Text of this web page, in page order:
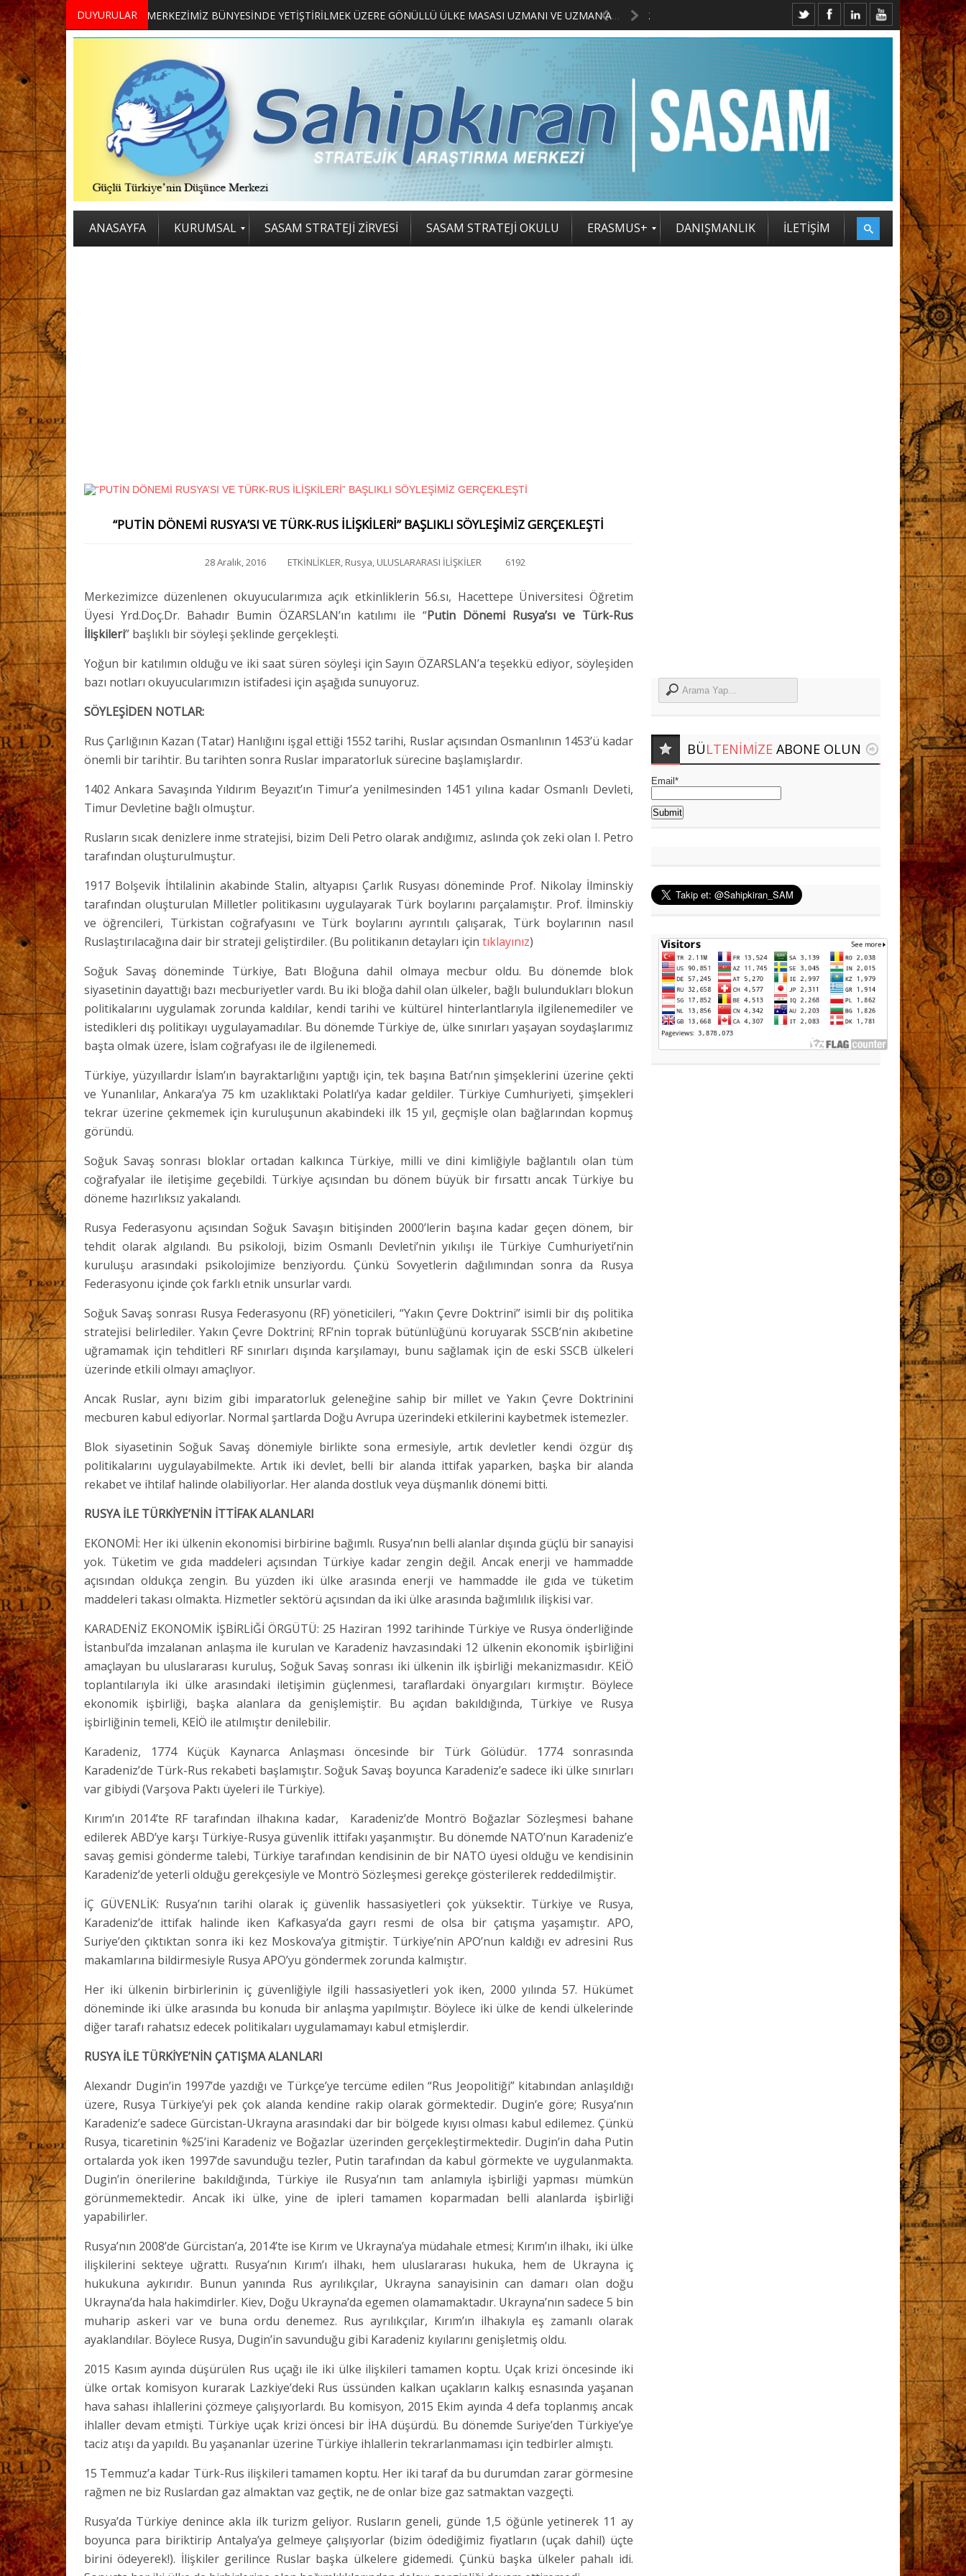
DUYURULAR
MERKEZİMİZ BÜNYESİNDE YETİŞTİRİLMEK ÜZERE GÖNÜLLÜ ÜLKE MASASI UZMANI VE UZMAN ADAYLARI ARIYORUZ 2. SASAM STRATEJİ ZİRVESİ KATILIMCILARI BELLİ OLDU
ANASAYFA KURUMSAL SASAM STRATEJİ ZİRVESİ SASAM STRATEJİ OKULU ERASMUS+ DANIŞMANLIK İLETİŞİM
“PUTİN DÖNEMİ RUSYA’SI VE TÜRK-RUS İLİŞKİLERİ” BAŞLIKLI SÖYLEŞİMİZ GERÇEKLEŞTİ
28 Aralık, 2016 ETKİNLİKLER, Rusya, ULUSLARARASI İLİŞKİLER 6192
Merkezimizce düzenlenen okuyucularımıza açık etkinliklerin 56.sı, Hacettepe Üniversitesi Öğretim
Üyesi Yrd.Doç.Dr. Bahadır Bumin ÖZARSLAN’ın katılımı ile “Putin Dönemi Rusya’sı ve Türk-Rus
İlişkileri” başlıklı bir söyleşi şeklinde gerçekleşti.
Yoğun bir katılımın olduğu ve iki saat süren söyleşi için Sayın ÖZARSLAN’a teşekkü ediyor, söyleşiden
bazı notları okuyucularımızın istifadesi için aşağıda sunuyoruz.
SÖYLEŞİDEN NOTLAR:
Rus Çarlığının Kazan (Tatar) Hanlığını işgal ettiği 1552 tarihi, Ruslar açısından Osmanlının 1453’ü kadar
önemli bir tarihtir. Bu tarihten sonra Ruslar imparatorluk sürecine başlamışlardır.
1402 Ankara Savaşında Yıldırım Beyazıt’ın Timur’a yenilmesinden 1451 yılına kadar Osmanlı Devleti,
Timur Devletine bağlı olmuştur.
Rusların sıcak denizlere inme stratejisi, bizim Deli Petro olarak andığımız, aslında çok zeki olan I. Petro
tarafından oluşturulmuştur.
1917 Bolşevik İhtilalinin akabinde Stalin, altyapısı Çarlık Rusyası döneminde Prof. Nikolay İlminskiy
tarafından oluşturulan Milletler politikasını uygulayarak Türk boylarını parçalamıştır. Prof. İlminskiy
ve öğrencileri, Türkistan coğrafyasını ve Türk boylarını ayrıntılı çalışarak, Türk boylarının nasıl
Ruslaştırılacağına dair bir strateji geliştirdiler. (Bu politikanın detayları için tıklayınız)
Soğuk Savaş döneminde Türkiye, Batı Bloğuna dahil olmaya mecbur oldu. Bu dönemde blok
siyasetinin dayattığı bazı mecburiyetler vardı. Bu iki bloğa dahil olan ülkeler, bağlı bulundukları blokun
politikalarını uygulamak zorunda kaldılar, kendi tarihi ve kültürel hinterlantlarıyla ilgilenemediler ve
istedikleri dış politikayı uygulayamadılar. Bu dönemde Türkiye de, ülke sınırları yaşayan soydaşlarımız
başta olmak üzere, İslam coğrafyası ile de ilgilenemedi.
Türkiye, yüzyıllardır İslam’ın bayraktarlığını yaptığı için, tek başına Batı’nın şimşeklerini üzerine çekti
ve Yunanlılar, Ankara’ya 75 km uzaklıktaki Polatlı’ya kadar geldiler. Türkiye Cumhuriyeti, şimşekleri
tekrar üzerine çekmemek için kuruluşunun akabindeki ilk 15 yıl, geçmişle olan bağlarından kopmuş
göründü.
Soğuk Savaş sonrası bloklar ortadan kalkınca Türkiye, milli ve dini kimliğiyle bağlantılı olan tüm
coğrafyalar ile iletişime geçebildi. Türkiye açısından bu dönem büyük bir fırsattı ancak Türkiye bu
döneme hazırlıksız yakalandı.
Rusya Federasyonu açısından Soğuk Savaşın bitişinden 2000’lerin başına kadar geçen dönem, bir
tehdit olarak algılandı. Bu psikoloji, bizim Osmanlı Devleti’nin yıkılışı ile Türkiye Cumhuriyeti’nin
kuruluşu arasındaki psikolojimize benziyordu. Çünkü Sovyetlerin dağılımından sonra da Rusya
Federasyonu içinde çok farklı etnik unsurlar vardı.
Soğuk Savaş sonrası Rusya Federasyonu (RF) yöneticileri, “Yakın Çevre Doktrini” isimli bir dış politika
stratejisi belirlediler. Yakın Çevre Doktrini; RF’nin toprak bütünlüğünü koruyarak SSCB’nin akıbetine
uğramamak için tehditleri RF sınırları dışında karşılamayı, bunu sağlamak için de eski SSCB ülkeleri
üzerinde etkili olmayı amaçlıyor.
Ancak Ruslar, aynı bizim gibi imparatorluk geleneğine sahip bir millet ve Yakın Çevre Doktrinini
mecburen kabul ediyorlar. Normal şartlarda Doğu Avrupa üzerindeki etkilerini kaybetmek istemezler.
Blok siyasetinin Soğuk Savaş dönemiyle birlikte sona ermesiyle, artık devletler kendi özgür dış
politikalarını uygulayabilmekte. Artık iki devlet, belli bir alanda ittifak yaparken, başka bir alanda
rekabet ve ihtilaf halinde olabiliyorlar. Her alanda dostluk veya düşmanlık dönemi bitti.
RUSYA İLE TÜRKİYE’NİN İTTİFAK ALANLARI
EKONOMİ: Her iki ülkenin ekonomisi birbirine bağımlı. Rusya’nın belli alanlar dışında güçlü bir sanayisi
yok. Tüketim ve gıda maddeleri açısından Türkiye kadar zengin değil. Ancak enerji ve hammadde
açısından oldukça zengin. Bu yüzden iki ülke arasında enerji ve hammadde ile gıda ve tüketim
maddeleri takası olmakta. Hizmetler sektörü açısından da iki ülke arasında bağımlılık ilişkisi var.
KARADENİZ EKONOMİK İŞBİRLİĞİ ÖRGÜTÜ: 25 Haziran 1992 tarihinde Türkiye ve Rusya önderliğinde
İstanbul’da imzalanan anlașma ile kurulan ve Karadeniz havzasındaki 12 ülkenin ekonomik işbirliğini
amaçlayan bu uluslararası kuruluş, Soğuk Savaş sonrası iki ülkenin ilk işbirliği mekanizmasıdır. KEİÖ
toplantılarıyla iki ülke arasındaki iletişimin güçlenmesi, taraflardaki önyargıları kırmıştır. Böylece
ekonomik işbirliği, başka alanlara da genişlemiştir. Bu açıdan bakıldığında, Türkiye ve Rusya
işbirliğinin temeli, KEİÖ ile atılmıştır denilebilir.
Karadeniz, 1774 Küçük Kaynarca Anlaşması öncesinde bir Türk Gölüdür. 1774 sonrasında
Karadeniz’de Türk-Rus rekabeti başlamıştır. Soğuk Savaş boyunca Karadeniz’e sadece iki ülke sınırları
var gibiydi (Varşova Paktı üyeleri ile Türkiye).
Kırım’ın 2014’te RF tarafından ilhakına kadar, Karadeniz’de Montrö Boğazlar Sözleşmesi bahane
edilerek ABD’ye karşı Türkiye-Rusya güvenlik ittifakı yaşanmıştır. Bu dönemde NATO’nun Karadeniz’e
savaş gemisi gönderme talebi, Türkiye tarafından kendisinin de bir NATO üyesi olduğu ve kendisinin
Karadeniz’de yeterli olduğu gerekçesiyle ve Montrö Sözleşmesi gerekçe gösterilerek reddedilmiştir.
İÇ GÜVENLİK: Rusya’nın tarihi olarak iç güvenlik hassasiyetleri çok yüksektir. Türkiye ve Rusya,
Karadeniz’de ittifak halinde iken Kafkasya’da gayrı resmi de olsa bir çatışma yaşamıştır. APO,
Suriye’den çıktıktan sonra iki kez Moskova’ya gitmiştir. Türkiye’nin APO’nun kaldığı ev adresini Rus
makamlarına bildirmesiyle Rusya APO’yu göndermek zorunda kalmıştır.
Her iki ülkenin birbirlerinin iç güvenliğiyle ilgili hassasiyetleri yok iken, 2000 yılında 57. Hükümet
döneminde iki ülke arasında bu konuda bir anlaşma yapılmıştır. Böylece iki ülke de kendi ülkelerinde
diğer tarafı rahatsız edecek politikaları uygulamamayı kabul etmişlerdir.
RUSYA İLE TÜRKİYE’NİN ÇATIŞMA ALANLARI
Alexandr Dugin’in 1997’de yazdığı ve Türkçe’ye tercüme edilen “Rus Jeopolitiği” kitabından anlaşıldığı
üzere, Rusya Türkiye’yi pek çok alanda kendine rakip olarak görmektedir. Dugin’e göre; Rusya’nın
Karadeniz’e sadece Gürcistan-Ukrayna arasındaki dar bir bölgede kıyısı olması kabul edilemez. Çünkü
Rusya, ticaretinin %25’ini Karadeniz ve Boğazlar üzerinden gerçekleştirmektedir. Dugin’in daha Putin
ortalarda yok iken 1997’de savunduğu tezler, Putin tarafından da kabul görmekte ve uygulanmakta.
Dugin’in önerilerine bakıldığında, Türkiye ile Rusya’nın tam anlamıyla işbirliği yapması mümkün
görünmemektedir. Ancak iki ülke, yine de ipleri tamamen koparmadan belli alanlarda işbirliği
yapabilirler.
Rusya’nın 2008’de Gürcistan’a, 2014’te ise Kırım ve Ukrayna’ya müdahale etmesi; Kırım’ın ilhakı, iki ülke
ilişkilerini sekteye uğrattı. Rusya’nın Kırım’ı ilhakı, hem uluslararası hukuka, hem de Ukrayna iç
hukukuna aykırıdır. Bunun yanında Rus ayrılıkçılar, Ukrayna sanayisinin can damarı olan doğu
Ukrayna’da hala hakimdirler. Kiev, Doğu Ukrayna’da egemen olamamaktadır. Ukrayna’nın sadece 5 bin
muharip askeri var ve buna ordu denemez. Rus ayrılıkçılar, Kırım’ın ilhakıyla eş zamanlı olarak
ayaklandılar. Böylece Rusya, Dugin’in savunduğu gibi Karadeniz kıyılarını genişletmiş oldu.
2015 Kasım ayında düşürülen Rus uçağı ile iki ülke ilişkileri tamamen koptu. Uçak krizi öncesinde iki
ülke ortak komisyon kurarak Lazkiye’deki Rus üssünden kalkan uçakların kalkış esnasında yaşanan
hava sahası ihlallerini çözmeye çalışıyorlardı. Bu komisyon, 2015 Ekim ayında 4 defa toplanmış ancak
ihlaller devam etmişti. Türkiye uçak krizi öncesi bir İHA düşürdü. Bu dönemde Suriye’den Türkiye’ye
taciz atışı da yapıldı. Bu yaşananlar üzerine Türkiye ihlallerin tekrarlanmaması için tedbirler almıştı.
15 Temmuz’a kadar Türk-Rus ilişkileri tamamen koptu. Her iki taraf da bu durumdan zarar görmesine
rağmen ne biz Ruslardan gaz almaktan vaz geçtik, ne de onlar bize gaz satmaktan vazgeçti.
Rusya’da Türkiye denince akla ilk turizm geliyor. Rusların geneli, günde 1,5 öğünle yetinerek 11 ay
boyunca para biriktirip Antalya’ya gelmeye çalışıyorlar (bizim ödediğimiz fiyatların (uçak dahil) üçte
birini ödeyerek!). İlişkiler gerilince Ruslar başka ülkelere gidemedi. Çünkü başka ülkeler pahalı idi.
BÜLTENIMIZE ABONE OLUN
Email*